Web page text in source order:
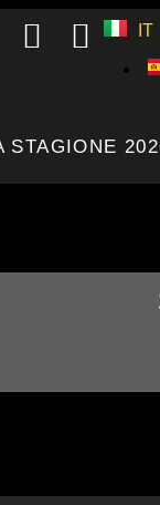
IT
STAGIONE